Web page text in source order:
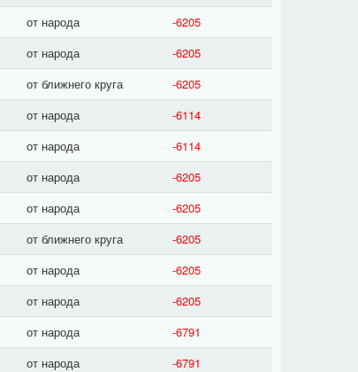
от народа
-6205
от народа
-6205
от ближнего круга
-6205
от народа
-6114
от народа
-6114
от народа
-6205
от народа
-6205
от ближнего круга
-6205
от народа
-6205
от народа
-6205
от народа
-6791
от народа
-6791